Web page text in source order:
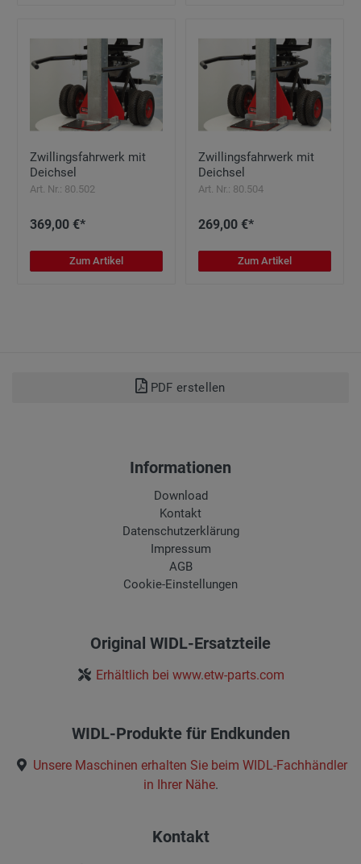
Zwillingsfahrwerk mit
Deichsel
Art. Nr.: 80.502
369,00 €*
Zum Artikel
Zwillingsfahrwerk mit
Deichsel
Art. Nr.: 80.504
269,00 €*
Zum Artikel
PDF erstellen
Informationen
Download
Kontakt
Datenschutzerklärung
Impressum
AGB
Cookie-Einstellungen
Original WIDL-Ersatzteile
Erhältlich bei www.etw-parts.com
WIDL-Produkte für Endkunden
Unsere Maschinen erhalten Sie beim WIDL-Fachhändler
in Ihrer Nähe.
Kontakt